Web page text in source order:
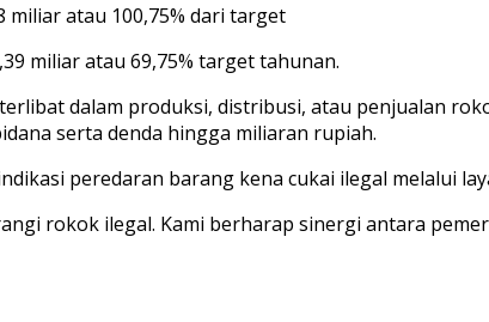
miliar atau 100,75% dari target
miliar atau 69,75% target tahunan.
dalam produksi, distribusi, atau penjualan
serta denda hingga miliaran rupiah.
peredaran barang kena cukai ilegal melalui
rokok ilegal. Kami berharap sinergi antara